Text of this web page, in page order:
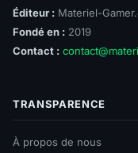
Éditeur : Materiel-
Fondé en : 2019
Contact :
TRANSPARENCE
À propos de nous